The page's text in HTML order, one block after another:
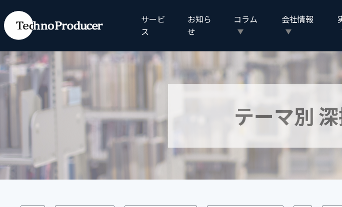
サービ
ス
お知ら
せ
コラム 会社情報
テーマ別